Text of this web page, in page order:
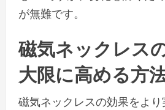
が無難です。
磁気ネックレス
大限に高める方
磁気ネックレスの効果をよ